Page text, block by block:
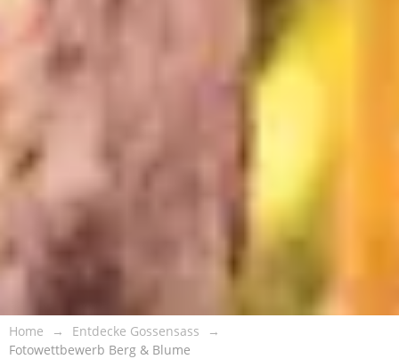
Home
Entdecke Gossensass
Fotowettbewerb Berg & Blume